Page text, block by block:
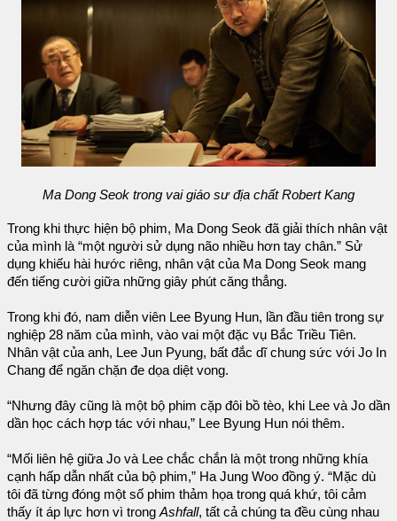
Ma Dong Seok trong vai giáo sư địa chất Robert Kang
Trong khi thực hiện bộ phim, Ma Dong Seok đã giải thích nhân vật
của mình là “một người sử dụng não nhiều hơn tay chân.” Sử
dụng khiếu hài hước riêng, nhân vật của Ma Dong Seok mang
đến tiếng cười giữa những giây phút căng thẳng.
Trong khi đó, nam diễn viên Lee Byung Hun, lần đầu tiên trong sự
nghiệp 28 năm của mình, vào vai một đặc vụ Bắc Triều Tiên.
Nhân vật của anh, Lee Jun Pyung, bất đắc dĩ chung sức với Jo In
Chang để ngăn chặn đe dọa diệt vong.
“Nhưng đây cũng là một bộ phim cặp đôi bồ tèo, khi Lee và Jo dần
dần học cách hợp tác với nhau,” Lee Byung Hun nói thêm.
“Mối liên hệ giữa Jo và Lee chắc chắn là một trong những khía
cạnh hấp dẫn nhất của bộ phim,” Ha Jung Woo đồng ý. “Mặc dù
tôi đã từng đóng một số phim thảm họa trong quá khứ, tôi cảm
thấy ít áp lực hơn vì trong Ashfall, tất cả chúng ta đều cùng nhau